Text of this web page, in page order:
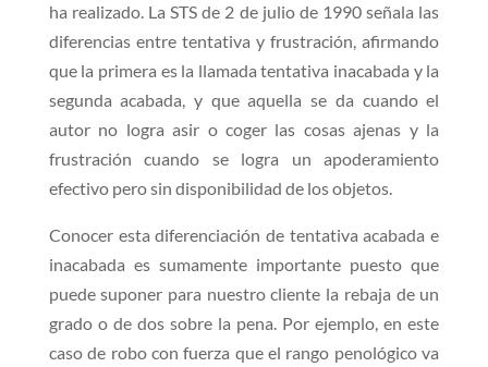
ha realizado. La STS de 2 de julio de 1990 señala las
diferencias entre tentativa y frustración, afirmando
que la primera es la llamada tentativa inacabada y la
segunda acabada, y que aquella se da cuando el
autor no logra asir o coger las cosas ajenas y la
frustración cuando se logra un apoderamiento
efectivo pero sin disponibilidad de los objetos.
Conocer esta diferenciación de tentativa acabada e
inacabada es sumamente importante puesto que
puede suponer para nuestro cliente la rebaja de un
grado o de dos sobre la pena. Por ejemplo, en este
caso de robo con fuerza que el rango penológico va